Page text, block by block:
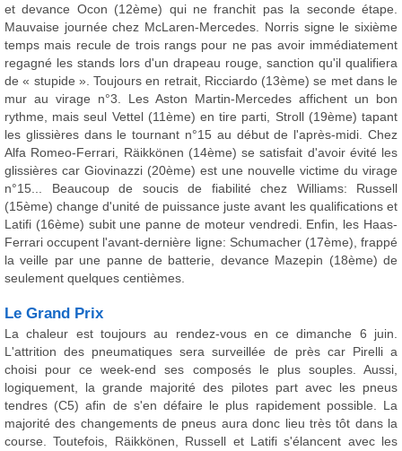
et devance Ocon (12ème) qui ne franchit pas la seconde étape.
Mauvaise journée chez McLaren-Mercedes. Norris signe le sixième
temps mais recule de trois rangs pour ne pas avoir immédiatement
regagné les stands lors d'un drapeau rouge, sanction qu'il qualifiera
de « stupide ». Toujours en retrait, Ricciardo (13ème) se met dans le
mur au virage n°3. Les Aston Martin-Mercedes affichent un bon
rythme, mais seul Vettel (11ème) en tire parti, Stroll (19ème) tapant
les glissières dans le tournant n°15 au début de l'après-midi. Chez
Alfa Romeo-Ferrari, Räikkönen (14ème) se satisfait d'avoir évité les
glissières car Giovinazzi (20ème) est une nouvelle victime du virage
n°15... Beaucoup de soucis de fiabilité chez Williams: Russell
(15ème) change d'unité de puissance juste avant les qualifications et
Latifi (16ème) subit une panne de moteur vendredi. Enfin, les Haas-
Ferrari occupent l'avant-dernière ligne: Schumacher (17ème), frappé
la veille par une panne de batterie, devance Mazepin (18ème) de
seulement quelques centièmes.
Le Grand Prix
La chaleur est toujours au rendez-vous en ce dimanche 6 juin.
L'attrition des pneumatiques sera surveillée de près car Pirelli a
choisi pour ce week-end ses composés le plus souples. Aussi,
logiquement, la grande majorité des pilotes part avec les pneus
tendres (C5) afin de s'en défaire le plus rapidement possible. La
majorité des changements de pneus aura donc lieu très tôt dans la
course. Toutefois, Räikkönen, Russell et Latifi s'élancent avec les